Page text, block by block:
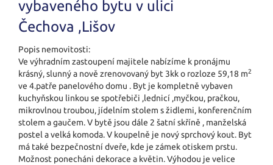
vybaveného bytu v ulici
Čechova ,Lišov
Popis nemovitosti:
Ve výhradním zastoupení majitele nabízíme k pronájmu
krásný, slunný a nově zrenovovaný byt 3kk o rozloze 59,18 m2
ve 4.patře panelového domu . Byt je kompletně vybaven
kuchyňskou linkou se spotřebiči ,lednicí ,myčkou, pračkou,
mikrovlnou troubou, jídelním stolem s židlemi, konferenčním
stolem a gaučem. V bytě jsou dále 2 šatní skříně , manželská
postel a velká komoda. V koupelně je nový sprchový kout. Byt
má také bezpečnostní dveře, kde je zámek otiskem prstu.
Možnost ponecháni dekorace a květin. Výhodou je velice